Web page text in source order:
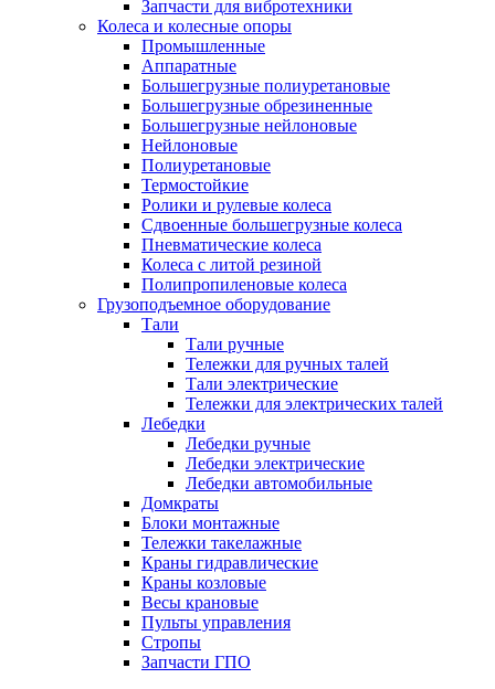
Запчасти для вибротехники
Колеса и колесные опоры
Промышленные
Аппаратные
Большегрузные полиуретановые
Большегрузные обрезиненные
Большегрузные нейлоновые
Нейлоновые
Полиуретановые
Термостойкие
Ролики и рулевые колеса
Сдвоенные большегрузные колеса
Пневматические колеса
Колеса с литой резиной
Полипропиленовые колеса
Грузоподъемное оборудование
Тали
Тали ручные
Тележки для ручных талей
Тали электрические
Тележки для электрических талей
Лебедки
Лебедки ручные
Лебедки электрические
Лебедки автомобильные
Домкраты
Блоки монтажные
Тележки такелажные
Краны гидравлические
Краны козловые
Весы крановые
Пульты управления
Стропы
Запчасти ГПО